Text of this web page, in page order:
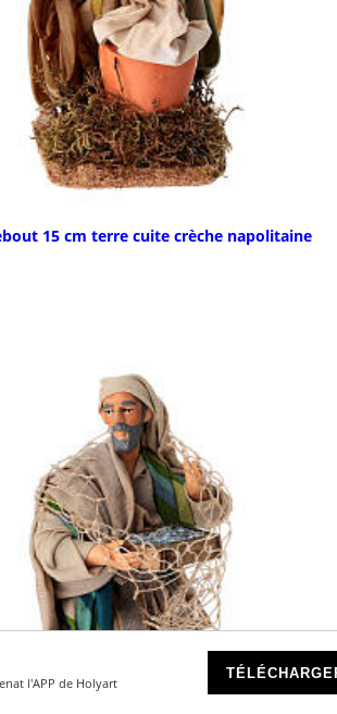
l'APP de Holyart
15 cm terre cuite crèche napolitaine